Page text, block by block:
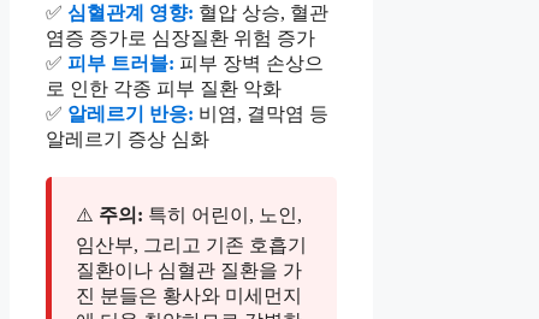
✅ 심혈관계 영향: 혈압 상승, 혈관
염증 증가로 심장질환 위험 증가
✅ 피부 트러블: 피부 장벽 손상으
로 인한 각종 피부 질환 악화
✅ 알레르기 반응: 비염, 결막염 등
알레르기 증상 심화
⚠️ 주의: 특히 어린이, 노인,
임산부, 그리고 기존 호흡기
질환이나 심혈관 질환을 가
진 분들은 황사와 미세먼지